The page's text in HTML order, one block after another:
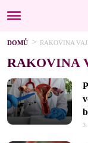
DOMŮ RAKOVINA
RAKOVINA